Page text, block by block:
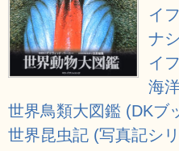
イフ
ナ
イ
海
世界鳥類大図鑑 (DKブ
世界昆虫記 (写真記シ